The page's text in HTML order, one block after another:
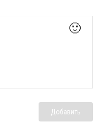
🙂
Добавить